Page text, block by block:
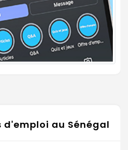
d'emploi au Sénégal